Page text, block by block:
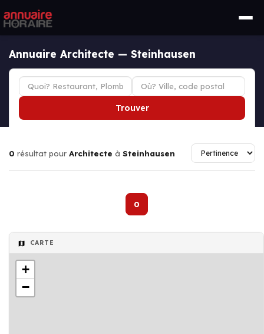
Annuaire Architecte — Steinhausen
Trouver
0 résultat pour Architecte à Steinhausen
0
CARTE
+
−